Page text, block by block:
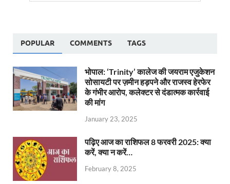
POPULAR COMMENTS TAGS
भोपाल: ‘Trinity’ कालेज की जयराम एजुकेशन
सोसायटी पर ज़मीन हड़पने और राजस्व हेरफेर
के गंभीर आरोप, कलेक्टर से दंडात्मक कार्रवाई
की मांग
January 23, 2025
पढ़िए आज का राशिफल 8 फरवरी 2025: क्या
करें, क्या न करें…
February 8, 2025